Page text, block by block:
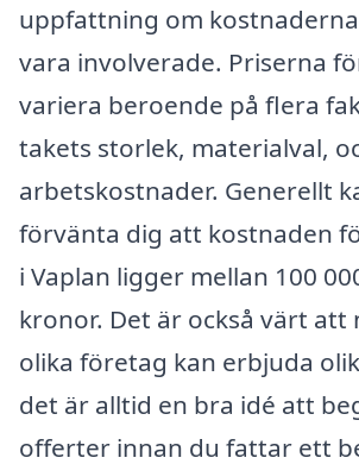
uppfattning om
vara involverade. Priserna
variera beroende på flera
takets storlek, materialval,
arbetskostnader. Generellt
förvänta dig att kostnaden
i Vaplan ligger mellan 100
kronor. Det är också värt att
olika företag kan erbjuda
det är alltid en bra idé att
offerter innan du fattar ett